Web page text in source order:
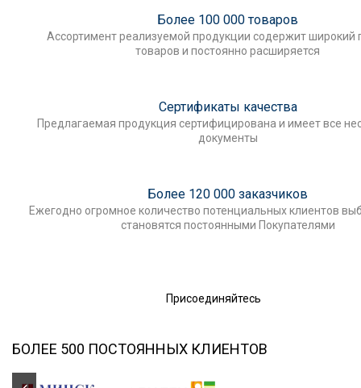
Более 100 000 товаров
Ассортимент реализуемой продукции содержит широкий
товаров и постоянно расширяется
Сертификаты качества
Предлагаемая продукция сертифицирована и имеет все
документы
Более 120 000 заказчиков
Ежегодно огромное количество потенциальных клиентов
становятся постоянными Покупателями
Присоединяйтесь
БОЛЕЕ 500 ПОСТОЯННЫХ КЛИЕНТОВ